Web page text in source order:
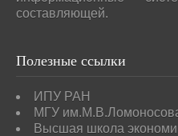
составляющей.
Полезные ссылки
ИПУ РАН
МГУ
Высшая школа